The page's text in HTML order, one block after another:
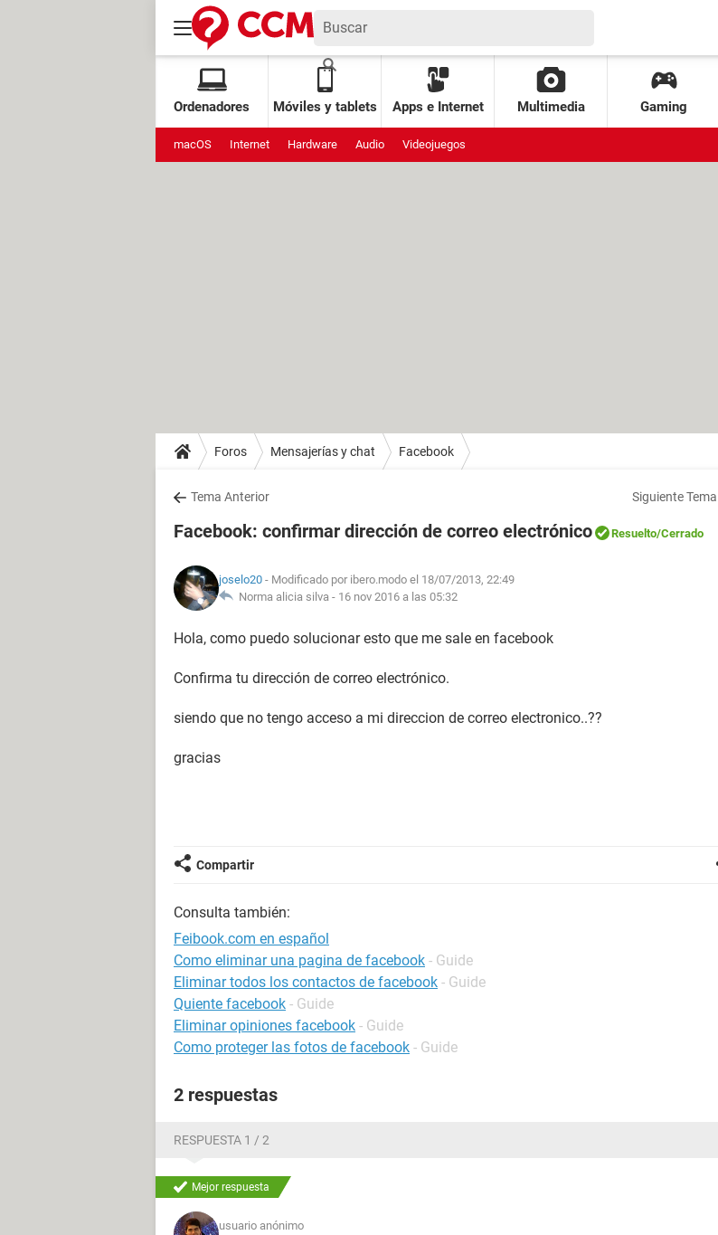
Ordenadores Móviles y tablets Apps e Internet Multimedia Gaming
macOS Internet Hardware Audio Videojuegos
Foros Mensajerías y chat Facebook
Tema Anterior Siguiente Tema
Facebook: confirmar dirección de correo electrónico Resuelto/Cerrado
joselo20 - Modificado por ibero.modo el 18/07/2013, 22:49
Norma alicia silva - 16 nov 2016 a las 05:32
Hola, como puedo solucionar esto que me sale en facebook
Confirma tu dirección de correo electrónico.
siendo que no tengo acceso a mi direccion de correo electronico..??
gracias
Compartir
Consulta también:
Feibook.com en español
Como eliminar una pagina de facebook - Guide
Eliminar todos los contactos de facebook - Guide
Quiente facebook - Guide
Eliminar opiniones facebook - Guide
Como proteger las fotos de facebook - Guide
2 respuestas
RESPUESTA 1 / 2
Mejor respuesta
usuario anónimo